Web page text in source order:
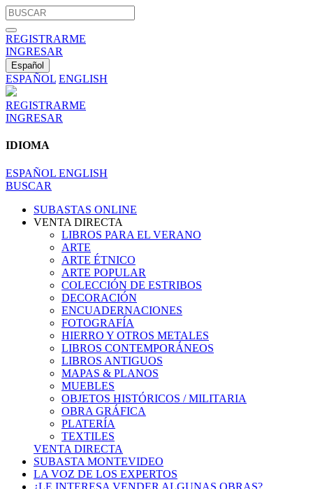
REGISTRARME
INGRESAR
Español
ESPAÑOL ENGLISH
REGISTRARME
INGRESAR
IDIOMA
ESPAÑOL ENGLISH
BUSCAR
SUBASTAS ONLINE
VENTA DIRECTA
LIBROS PARA EL VERANO
ARTE
ARTE ÉTNICO
ARTE POPULAR
COLECCIÓN DE ESTRIBOS
DECORACIÓN
ENCUADERNACIONES
FOTOGRAFÍA
HIERRO Y OTROS METALES
LIBROS CONTEMPORÁNEOS
LIBROS ANTIGUOS
MAPAS & PLANOS
MUEBLES
OBJETOS HISTÓRICOS / MILITARIA
OBRA GRÁFICA
PLATERÍA
TEXTILES
VENTA DIRECTA
SUBASTA MONTEVIDEO
LA VOZ DE LOS EXPERTOS
¿LE INTERESA VENDER ALGUNAS OBRAS?